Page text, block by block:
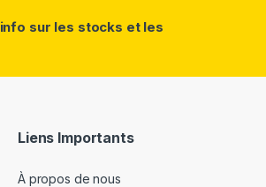
info sur les stocks et les
Liens Importants
À propos de nous